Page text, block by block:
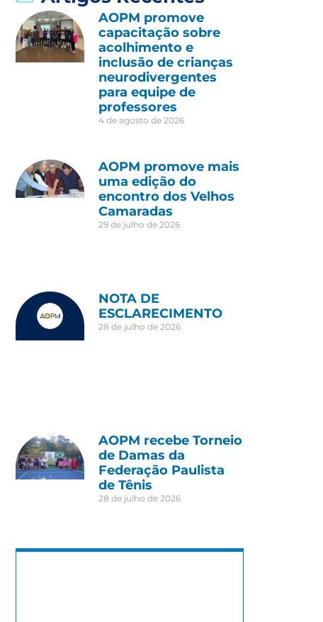
AOPM promove
capacitação sobre
acolhimento e
inclusão de crianças
neurodivergentes
para equipe de
professores
4 de agosto de 2026
AOPM promove mais
uma edição do
encontro dos Velhos
Camaradas
29 de julho de 2026
NOTA DE
ESCLARECIMENTO
28 de julho de 2026
AOPM recebe Torneio
de Damas da
Federação Paulista
de Tênis
28 de julho de 2026